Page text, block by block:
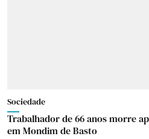
Sociedade
Trabalhador de 66 anos morre
em Mondim de Basto